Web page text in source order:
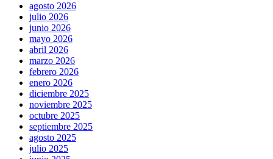
agosto 2026
julio 2026
junio 2026
mayo 2026
abril 2026
marzo 2026
febrero 2026
enero 2026
diciembre 2025
noviembre 2025
octubre 2025
septiembre 2025
agosto 2025
julio 2025